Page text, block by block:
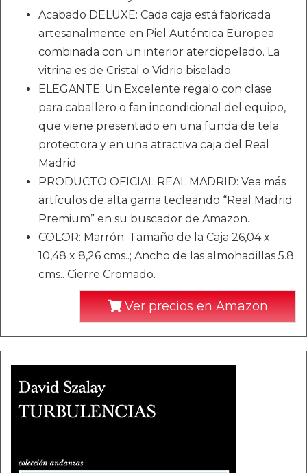
Acabado DELUXE: Cada caja está fabricada
artesanalmente en Piel Auténtica Europea
combinada con un interior aterciopelado. La
vitrina es de Cristal o Vidrio biselado.
ELEGANTE: Un Excelente regalo con clase
para caballero o fan incondicional del equipo,
que viene presentado en una funda de tela
protectora y en una atractiva caja del Real
Madrid
PRODUCTO OFICIAL REAL MADRID: Vea más
artículos de alta gama tecleando “Real Madrid
Premium” en su buscador de Amazon.
COLOR: Marrón. Tamaño de la Caja 26,04 x
10,48 x 8,26 cms..; Ancho de las almohadillas 5.8
cms.. Cierre Cromado.
Ver precios en Amazon